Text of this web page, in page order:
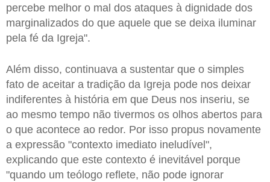
percebe melhor o mal dos ataques à dignidade dos
marginalizados do que aquele que se deixa iluminar
pela fé da Igreja".
Além disso, continuava a sustentar que o simples
fato de aceitar a tradição da Igreja pode nos deixar
indiferentes à história em que Deus nos inseriu, se
ao mesmo tempo não tivermos os olhos abertos para
o que acontece ao redor. Por isso propus novamente
a expressão "contexto imediato ineludível",
explicando que este contexto é inevitável porque
"quando um teólogo reflete, não pode ignorar